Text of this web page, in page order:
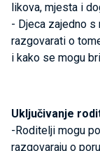
likova, mjesta i
- Djeca zajedno
razgovarati o
i kako se mogu
Uključivanje
-Roditelji mogu
razgovaraju o